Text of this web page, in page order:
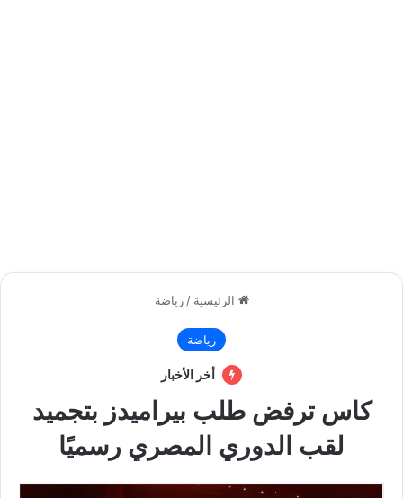
الرئيسية / رياضة
رياضة
أخر الأخبار
كاس ترفض طلب بيراميدز بتجميد
لقب الدوري المصري رسميًا